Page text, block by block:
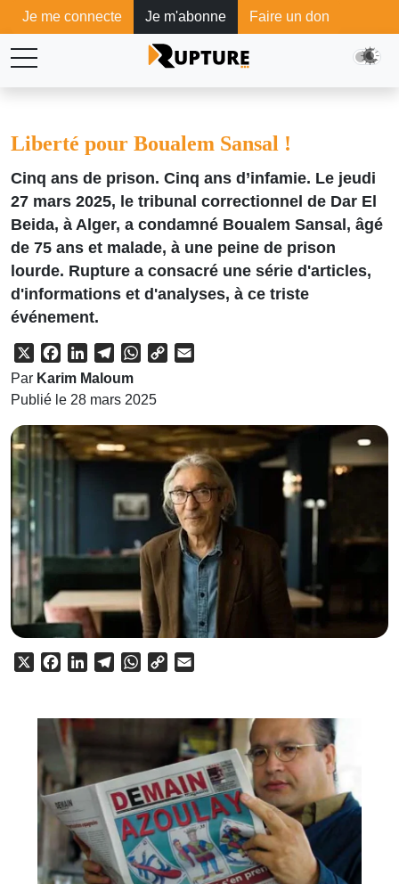
Je me connecte Je m'abonne Faire un don
Liberté pour Boualem Sansal !
Cinq ans de prison. Cinq ans d’infamie. Le jeudi
27 mars 2025, le tribunal correctionnel de Dar El
Beida, à Alger, a condamné Boualem Sansal, âgé
de 75 ans et malade, à une peine de prison
lourde. Rupture a consacré une série d'articles,
d'informations et d'analyses, à ce triste
événement.
X FacebookLinkedInTelegramWhatsApp
Copy
Par Karim Maloum
Publié le 28 mars 2025
X FacebookLinkedInTelegramWhatsApp
Copy